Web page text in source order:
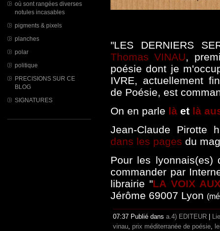
où sont rangées diverses
notules incasables
pigments & pixels
planches
polar
politique
PRECISIONS SUR CE
BLOG
SIGNATURES
"LES DERNIERS
Thomas VINAU,
poésie dont je
IVRE, actuellement
de Poésie, est
On en parle là et là
Jean-Claude Pirotte
dans les pages du
Pour les lyonnais(es)
commander par
librairie "LA VOIX
Jérôme 69007 Lyon
07:37 Publié dans a.4) EDITEUR
vinau, prix méditerranée de poésie,